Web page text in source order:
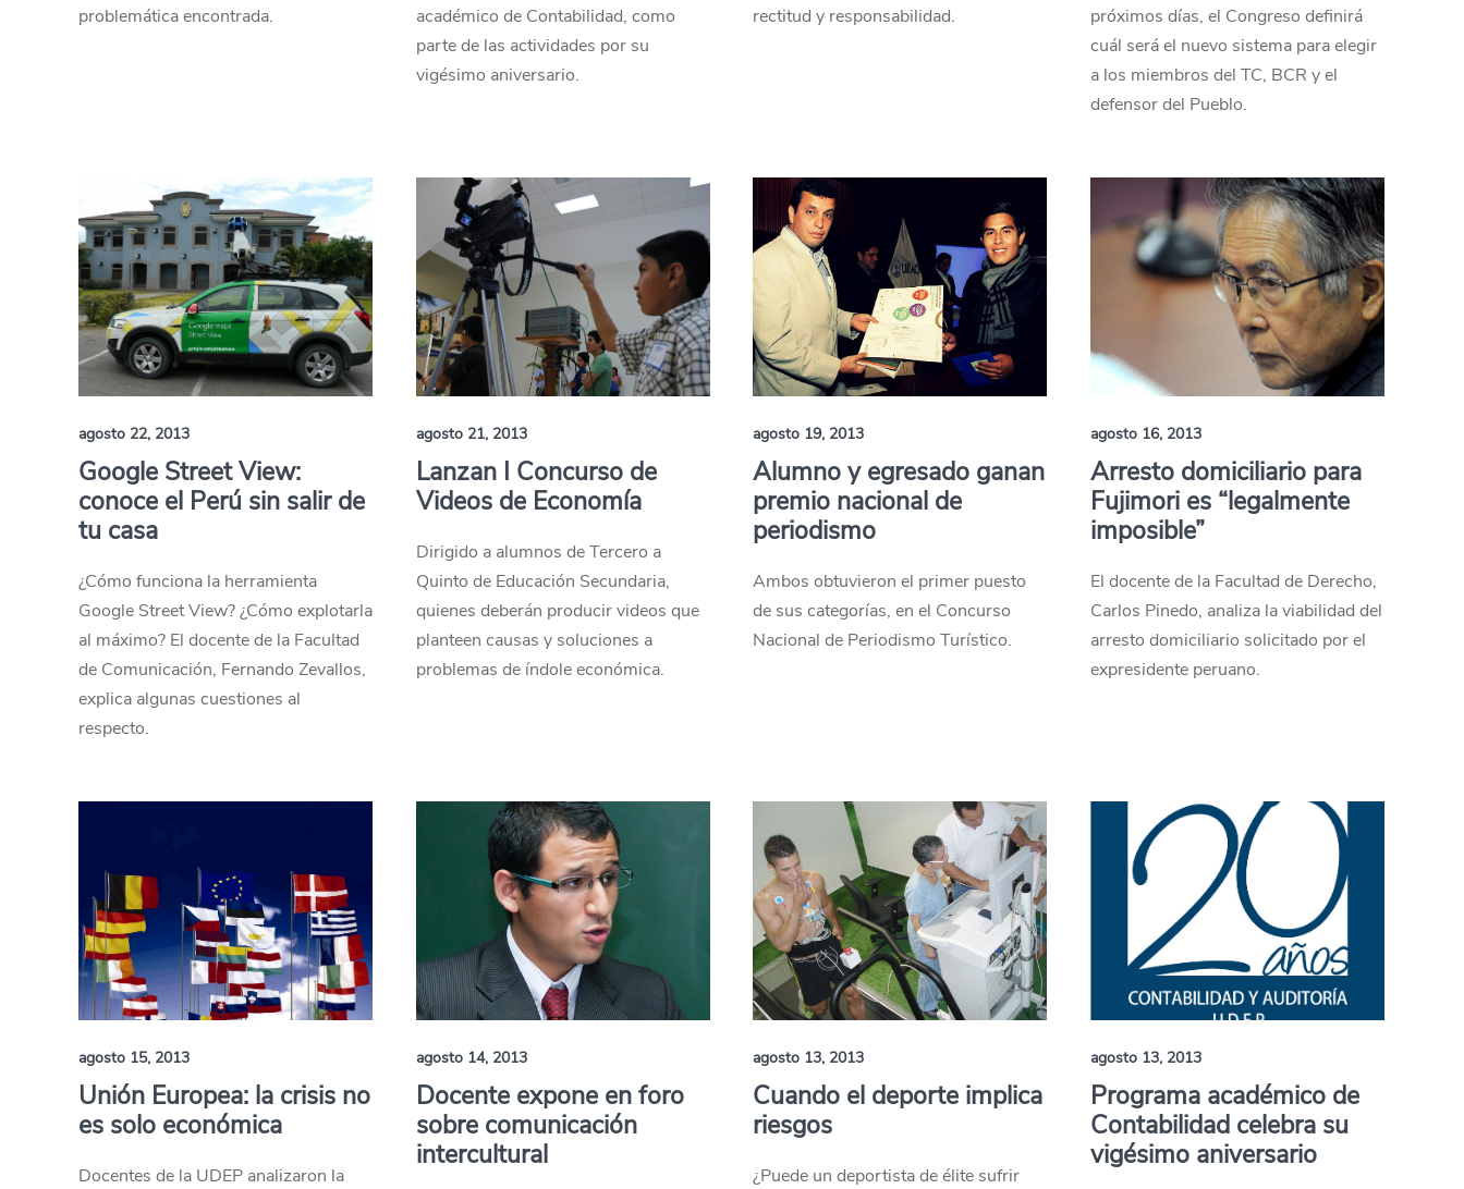
problemática encontrada.
académico de Contabilidad, como
parte de las actividades por su
vigésimo aniversario.
rectitud y responsabilidad.
próximos días, el Congreso definirá
cuál será el nuevo sistema para elegir
a los miembros del TC, BCR y el
defensor del Pueblo.
agosto 22, 2013
Google Street View:
conoce el Perú sin salir de
tu casa
¿Cómo funciona la herramienta
Google Street View? ¿Cómo explotarla
al máximo? El docente de la Facultad
de Comunicación, Fernando Zevallos,
explica algunas cuestiones al
respecto.
agosto 21, 2013
Lanzan I Concurso de
Videos de Economía
Dirigido a alumnos de Tercero a
Quinto de Educación Secundaria,
quienes deberán producir videos que
planteen causas y soluciones a
problemas de índole económica.
agosto 19, 2013
Alumno y egresado ganan
premio nacional de
periodismo
Ambos obtuvieron el primer puesto
de sus categorías, en el Concurso
Nacional de Periodismo Turístico.
agosto 16, 2013
Arresto domiciliario para
Fujimori es “legalmente
imposible”
El docente de la Facultad de Derecho,
Carlos Pinedo, analiza la viabilidad del
arresto domiciliario solicitado por el
expresidente peruano.
agosto 15, 2013
Unión Europea: la crisis no
es solo económica
Docentes de la UDEP analizaron la
agosto 14, 2013
Docente expone en foro
sobre comunicación
intercultural
agosto 13, 2013
Cuando el deporte implica
riesgos
¿Puede un deportista de élite sufrir
agosto 13, 2013
Programa académico de
Contabilidad celebra su
vigésimo aniversario